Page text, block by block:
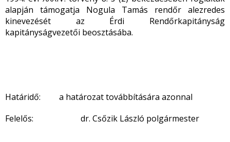
alapján támogatja Nogula Tamás rendőr alezredes
kinevezését az Érdi Rendőrkapitányság
kapitányságvezetői beosztásába.
Határidő: a határozat továbbítására azonnal
Felelős: dr. Csőzik László polgármester